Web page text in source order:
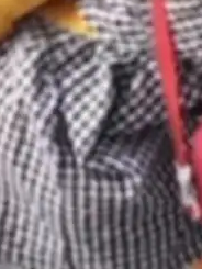
是数据
景，公
需求。
求较...
形态逐
不只是
代下，
以及持
力网关
成本治
、管
现在开
之一。
Jeff D
职。 他
Ghema
十多
的共同
，Se
Vin
这一轮
次补
州无
一位全
划步
一行
· GitHu
软件工
主要载
数百万